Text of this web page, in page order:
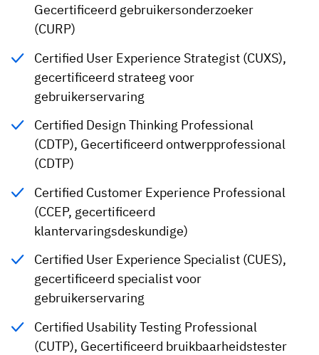
Gecertificeerd gebruikersonderzoeker
(CURP)
Certified User Experience Strategist (CUXS),
gecertificeerd strateeg voor
gebruikerservaring
Certified Design Thinking Professional
(CDTP), Gecertificeerd ontwerpprofessional
(CDTP)
Certified Customer Experience Professional
(CCEP, gecertificeerd
klantervaringsdeskundige)
Certified User Experience Specialist (CUES),
gecertificeerd specialist voor
gebruikerservaring
Certified Usability Testing Professional
(CUTP), Gecertificeerd bruikbaarheidstester